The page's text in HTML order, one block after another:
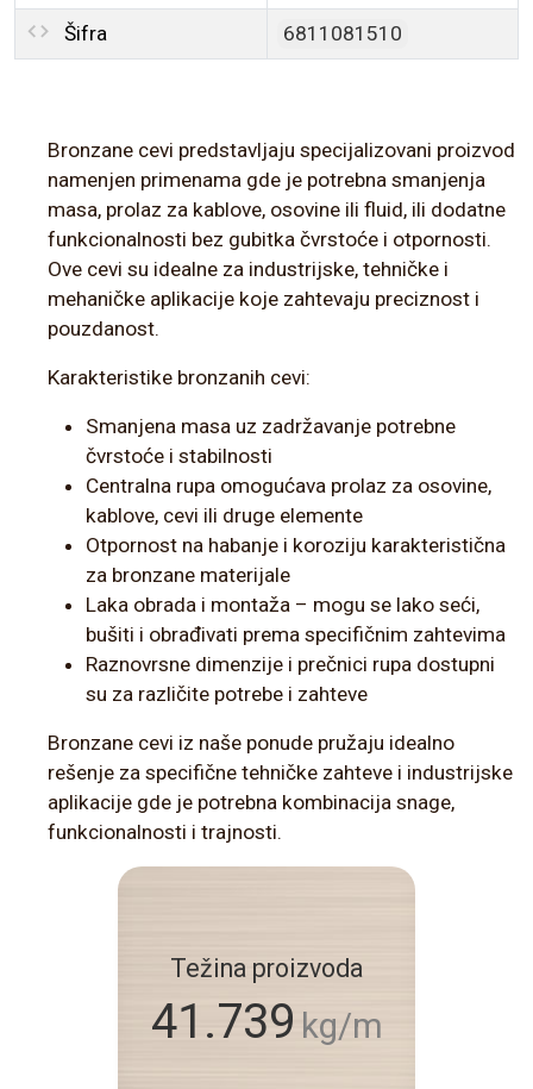
Šifra 6811081510
Bronzane cevi predstavljaju specijalizovani proizvod
namenjen primenama gde je potrebna smanjenja
masa, prolaz za kablove, osovine ili fluid, ili dodatne
funkcionalnosti bez gubitka čvrstoće i otpornosti.
Ove cevi su idealne za industrijske, tehničke i
mehaničke aplikacije koje zahtevaju preciznost i
pouzdanost.
Karakteristike bronzanih cevi:
Smanjena masa uz zadržavanje potrebne
čvrstoće i stabilnosti
Centralna rupa omogućava prolaz za osovine,
kablove, cevi ili druge elemente
Otpornost na habanje i koroziju karakteristična
za bronzane materijale
Laka obrada i montaža – mogu se lako seći,
bušiti i obrađivati prema specifičnim zahtevima
Raznovrsne dimenzije i prečnici rupa dostupni
su za različite potrebe i zahteve
Bronzane cevi iz naše ponude pružaju idealno
rešenje za specifične tehničke zahteve i industrijske
aplikacije gde je potrebna kombinacija snage,
funkcionalnosti i trajnosti.
Težina proizvoda
41.739 kg/m